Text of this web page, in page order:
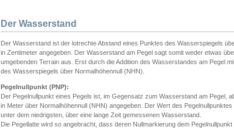
Der Wasserstand
Der Wasserstand ist der lotrechte Abstand eines Punktes des Wasserspiegels
in Zentimeter angegeben. Der Wasserstand am Pegel sagt somit weder etwas
umgebenden Terrain aus. Erst durch die Addition des Wasserstandes am Pegel
des Wasserspiegels über Normalhöhennull (NHN).
Pegelnullpunkt (PNP):
Der Pegelnullpunkt eines Pegels ist, im Gegensatz zum Wasserstand am Pegel,
in Meter über Normalhöhennull (NHN) angegeben. Der Wert des
unter dem niedrigsten, über eine lange Zeit gemessenen Wasserstand.
Die Pegellatte wird so angebracht, dass deren Nullmarkierung dem Pegelnullpunkt